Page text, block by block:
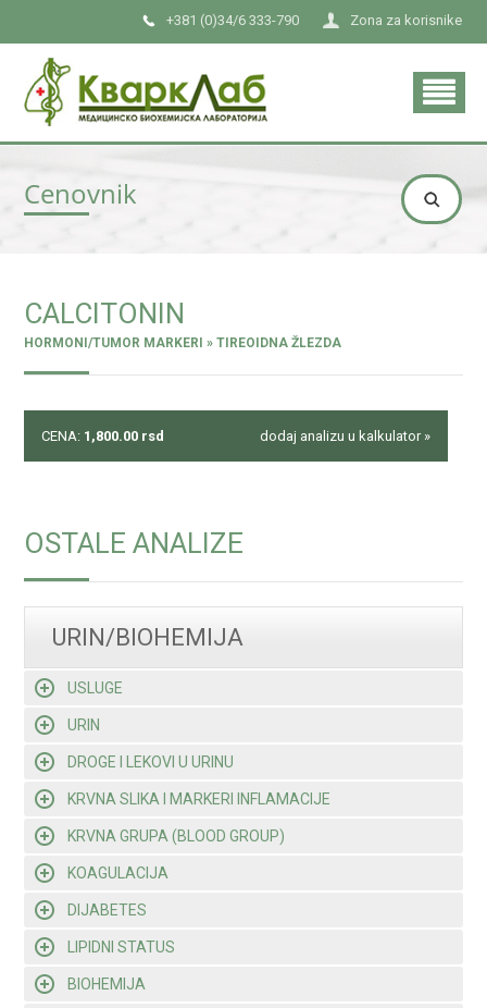
Zona za korisnike
+381 (0)34/6 333-790
Cenovnik
CALCITONIN
HORMONI/TUMOR MARKERI » TIREOIDNA ŽLEZDA
CENA: 1,800.00 rsd dodaj analizu u kalkulator »
OSTALE ANALIZE
URIN/BIOHEMIJA
USLUGE
URIN
DROGE I LEKOVI U URINU
KRVNA SLIKA I MARKERI INFLAMACIJE
KRVNA GRUPA (BLOOD GROUP)
KOAGULACIJA
DIJABETES
LIPIDNI STATUS
BIOHEMIJA